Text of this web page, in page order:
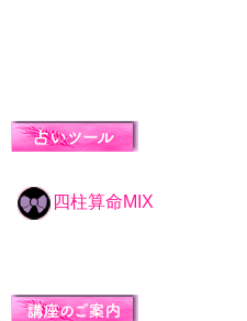
四柱算命MIX